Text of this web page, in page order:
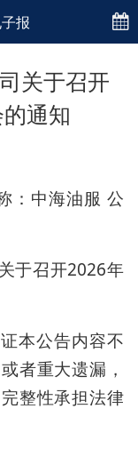
报
关于召开
通知
：中海油服 公
于召开2026年
本公告内容不
者重大遗漏，
整性承担法律